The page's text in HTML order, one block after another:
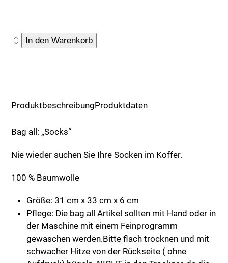
BagIn den Warenkorb
ProduktbeschreibungProduktdaten
Bag all: „Socks“
Nie wieder suchen Sie Ihre Socken im Koffer.
100 % Baumwolle
Größe: 31 cm x 33 cm x 6 cm
Pflege: Die bag all Artikel sollten mit Hand oder in
der Maschine mit einem Feinprogramm
gewaschen werden.Bitte flach trocknen und mit
schwacher Hitze von der Rückseite ( ohne